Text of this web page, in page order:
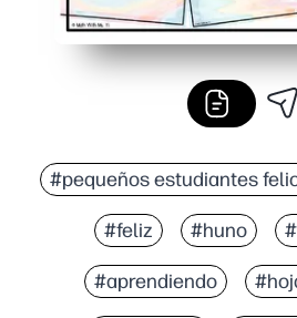
#pequeños estudiantes
#feliz #huno
#aprendiendo